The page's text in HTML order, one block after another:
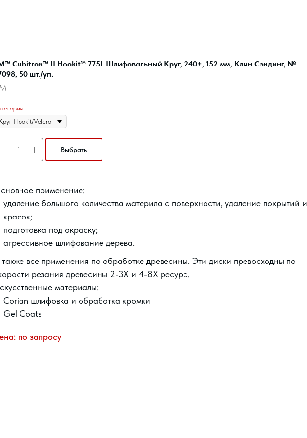
Cubitron™ II Hookit™ 775L Шлифовальный Круг, 240+, 152 мм, Клин Сэндинг, №
50 шт./уп.
Выбрать
применение:
удаление большого количества материла с поверхности, удаление покрытий и
красок;
подготовка под окраску;
агрессивное шлифование дерева.
все применения по обработке древесины. Эти диски превосходны по
резания древесины 2-3X и 4-8X ресурс.
материалы:
Corian шлифовка и обработка кромки
Gel Coats
по запросу